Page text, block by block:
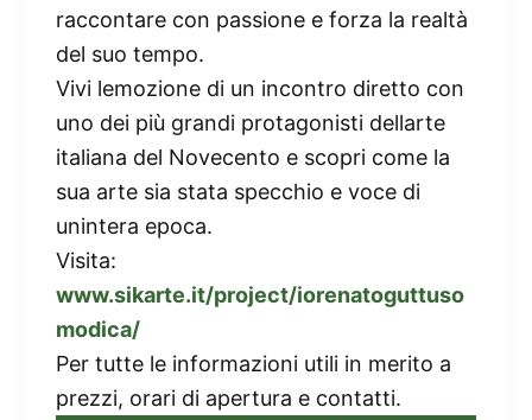
raccontare con passione e forza la realtà
del suo tempo.
Vivi lemozione di un incontro diretto con
uno dei più grandi protagonisti dellarte
italiana del Novecento e scopri come la
sua arte sia stata specchio e voce di
unintera epoca.
Visita:
www.sikarte.it/project/iorenatoguttuso
modica/
Per tutte le informazioni utili in merito a
prezzi, orari di apertura e contatti.